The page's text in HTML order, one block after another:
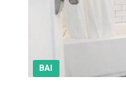
BAI